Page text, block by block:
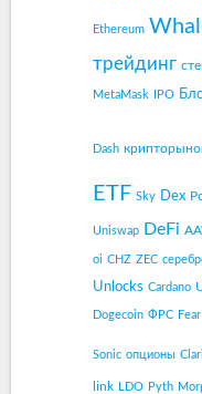
Ethereum
трейдинг
MetaMask IPO
Dash
ETF Sky Dex
Uniswap DeFi
oi CHZ ZEC
Unlocks Cardano
Dogecoin ФРС Fear
Sonic опционы
link LDO Pyth